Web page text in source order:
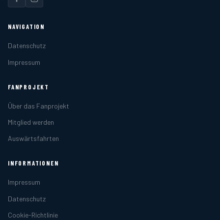
NAVIGATION
Datenschutz
Impressum
FANPROJEKT
Über das Fanprojekt
Mitglied werden
Auswärtsfahrten
INFORMATIONEN
Impressum
Datenschutz
Cookie-Richtlinie